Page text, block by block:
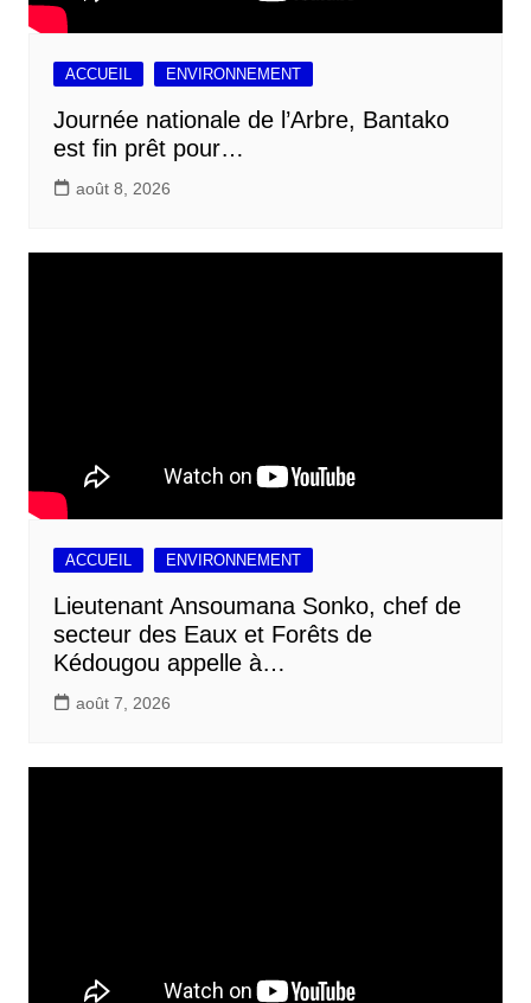
ACCUEIL ENVIRONNEMENT
Journée nationale de l’Arbre, Bantako
est fin prêt pour…
août 8, 2026
ACCUEIL ENVIRONNEMENT
Lieutenant Ansoumana Sonko, chef de
secteur des Eaux et Forêts de
Kédougou appelle à…
août 7, 2026